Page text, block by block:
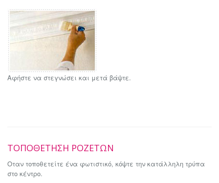
Αφήστε να στεγνώσει και μετά βάψτε.
ΤΟΠΟΘΕΤΗΣΗ ΡΟΖΕΤΩΝ
Οταν τοποθετείτε ένα φωτιστικό, κόψτε την κατάλληλη τρύπα
στο κέντρο.